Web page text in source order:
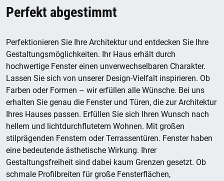
Perfekt abgestimmt
Perfektionieren Sie Ihre Architektur und entdecken Sie Ihre
Gestaltungsmöglichkeiten. Ihr Haus erhält durch
hochwertige Fenster einen unverwechselbaren Charakter.
Lassen Sie sich von unserer Design-Vielfalt inspirieren. Ob
Farben oder Formen – wir erfüllen alle Wünsche. Bei uns
erhalten Sie genau die Fenster und Türen, die zur Architektur
Ihres Hauses passen. Erfüllen Sie sich Ihren Wunsch nach
hellem und lichtdurchflutetem Wohnen. Mit großen
stilprägenden Fenstern oder Terrassentüren. Fenster haben
eine bedeutende ästhetische Wirkung. Ihrer
Gestaltungsfreiheit sind dabei kaum Grenzen gesetzt. Ob
schmale Profilbreiten für große Fensterflächen,